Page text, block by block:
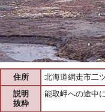
住所
北海道網走市二
説明
抜粋
能取岬への途中